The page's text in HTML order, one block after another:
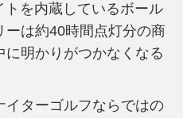
を内蔵しているボール
ーは約40時間点灯分の商
明かりがつかなくなる
イターゴルフならではの